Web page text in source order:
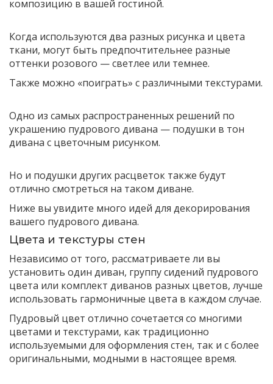
композицию в вашей гостиной.
Когда используются два разных рисунка и цвета
ткани, могут быть предпочтительнее разные
оттенки розового — светлее или темнее.
Также можно «поиграть» с различными текстурами.
Одно из самых распространенных решений по
украшению пудрового дивана — подушки в тон
дивана с цветочным рисунком.
Но и подушки других расцветок также будут
отлично смотреться на таком диване.
Ниже вы увидите много идей для декорирования
вашего пудрового дивана.
Цвета и текстуры стен
Независимо от того, рассматриваете ли вы
установить один диван, группу сидений пудрового
цвета или комплект диванов разных цветов, лучше
использовать гармоничные цвета в каждом случае.
Пудровый цвет отлично сочетается со многими
цветами и текстурами, как традиционно
используемыми для оформления стен, так и с более
оригинальными, модными в настоящее время.